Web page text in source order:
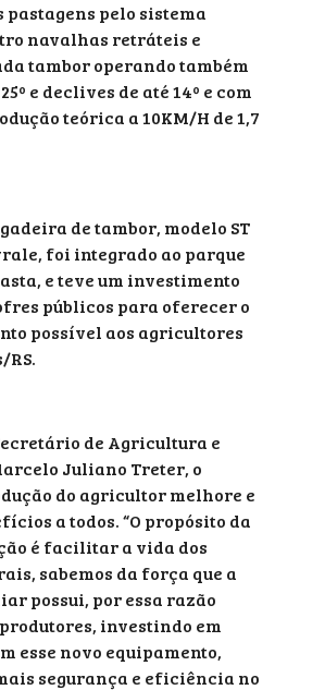
pelo sistema
navalhas retráteis e
tambor operando também
e declives de até 14º e com
teórica a 10KM/H de 1,7
de tambor, modelo ST
foi integrado ao parque
e teve um investimento
públicos para oferecer o
possível aos agricultores
RS.
de Agricultura e
Juliano Treter, o
do agricultor melhore e
a todos. “O propósito da
é facilitar a vida dos
sabemos da força que a
possui, por essa razão
investindo em
esse novo equipamento,
segurança e eficiência no